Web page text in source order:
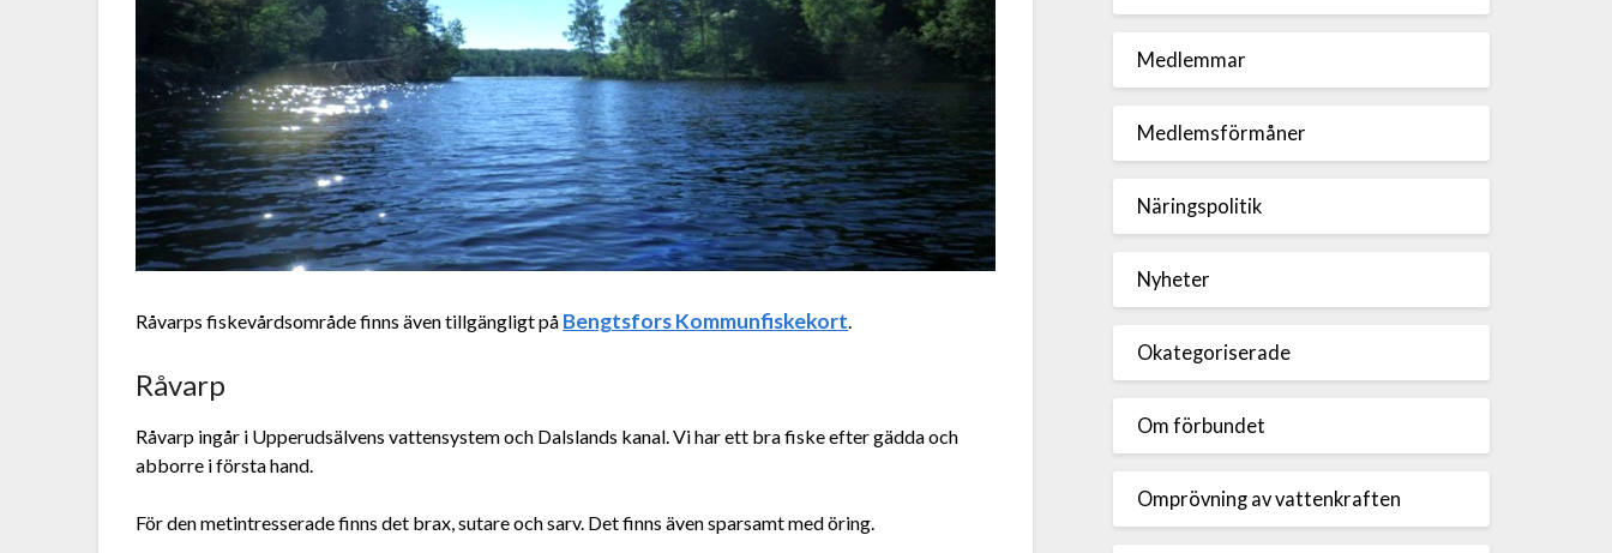
Råvarps fiskevårdsområde finns även tillgängligt på Bengtsfors Kommunfiskekort
Råvarp
Råvarp ingår i Upperudsälvens vattensystem och Dalslands kanal. Vi har ett bra fiske efter gädda och
abborre i första hand.
För den metintresserade finns det brax, sutare och sarv. Det finns även sparsamt med öring.
Medlemmar
Medlemsförmåner
Näringspolitik
Nyheter
Okategoriserade
Om förbundet
Omprövning av vattenkraften